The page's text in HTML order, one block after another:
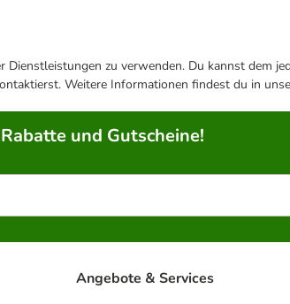
zu verwenden. Du kannst dem
Weitere Informationen findest du in
und Gutscheine!
Angebote & Services